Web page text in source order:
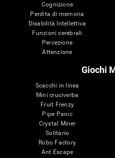
Cognizione
Perdita di memoria
Disabilità Intellettiva
Funzioni cerebrali
Percezione
Attenzione
Giochi
Scacchi in linea
Mini cruciverba
Fruit Frenzy
Pipe Panic
Crystal Miner
Solitario
Robo Factory
Ant Escape